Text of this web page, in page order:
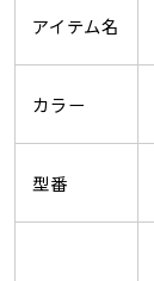
アイテム名
カラー
型番